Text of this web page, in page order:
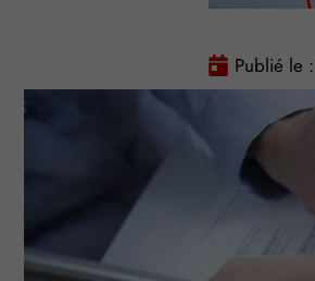
Publié le :